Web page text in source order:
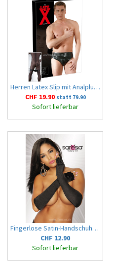
Herren Latex Slip mit Analplug XL
CHF 19.90 statt 79.90
Sofort lieferbar
Fingerlose Satin-Handschuhe OS schwarz
CHF 12.90
Sofort lieferbar